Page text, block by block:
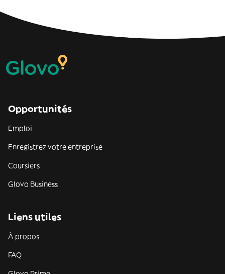
Opportunités
Emploi
Enregistrez votre entreprise
Coursiers
Glovo Business
Liens utiles
À propos
FAQ